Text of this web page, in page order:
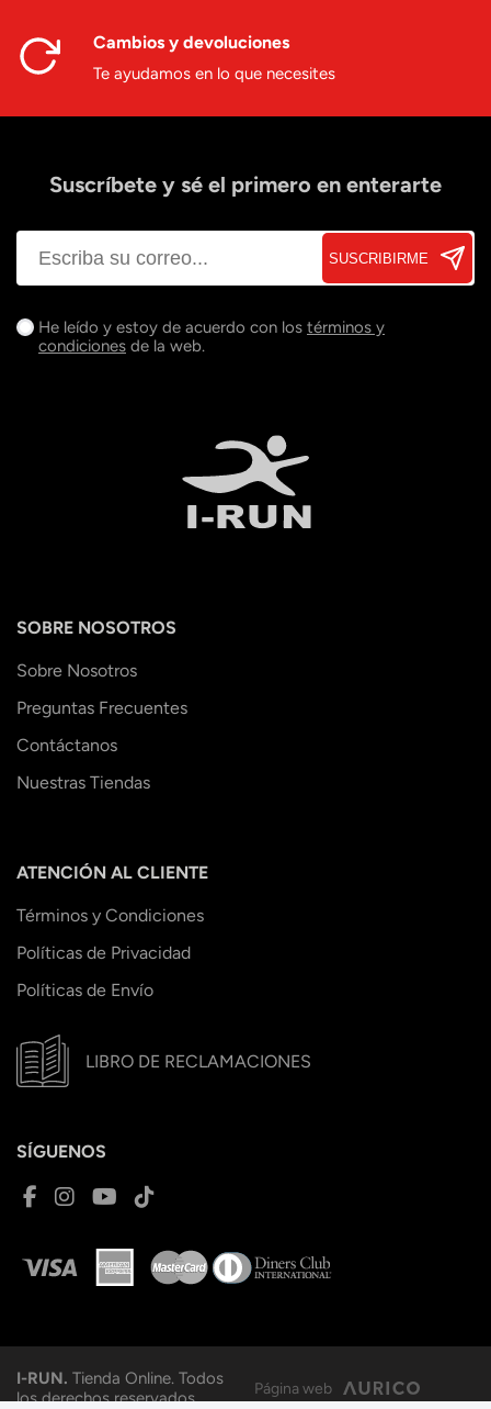
Cambios y devoluciones
Te ayudamos en lo que necesites
Suscríbete y sé el primero en enterarte
SUSCRIBIRME
He leído y estoy de acuerdo con los términos y
condiciones de la web.
SOBRE NOSOTROS
Sobre Nosotros
Preguntas Frecuentes
Contáctanos
Nuestras Tiendas
ATENCIÓN AL CLIENTE
Términos y Condiciones
Políticas de Privacidad
Políticas de Envío
LIBRO DE RECLAMACIONES
SÍGUENOS
I-RUN. Tienda Online. Todos
los derechos reservados.
Página web